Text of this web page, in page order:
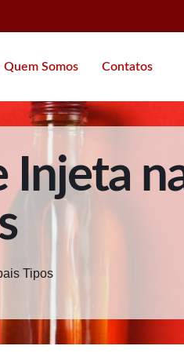
Quem Somos Contatos
Tipos